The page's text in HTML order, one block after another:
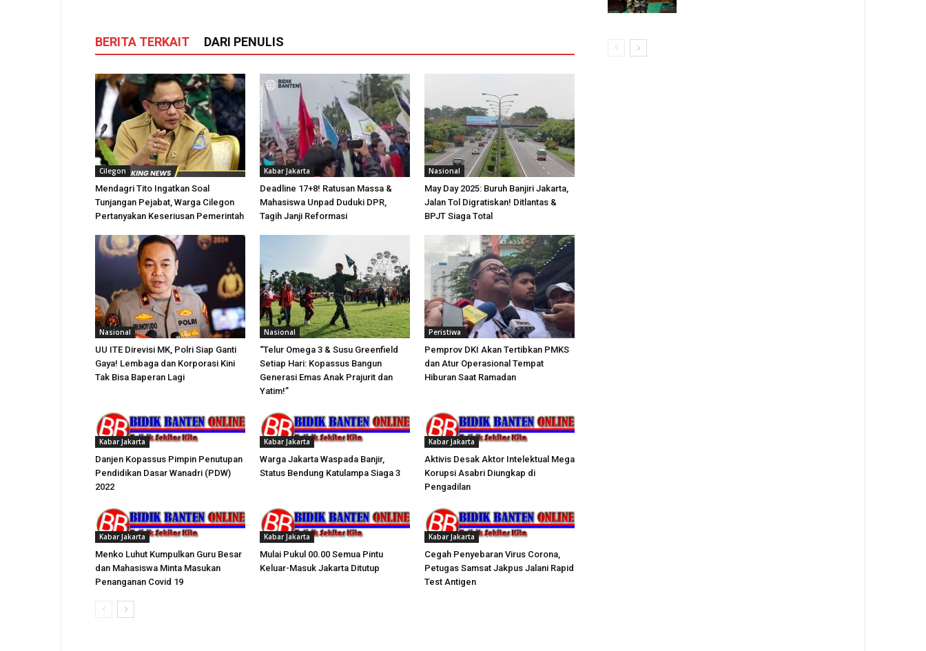
BERITA TERKAIT DARI PENULIS
Cilegon
Mendagri Tito Ingatkan Soal
Tunjangan Pejabat, Warga Cilegon
Pertanyakan Keseriusan Pemerintah
Kabar Jakarta
Deadline 17+8! Ratusan Massa &
Mahasiswa Unpad Duduki DPR,
Tagih Janji Reformasi
Nasional
May Day 2025: Buruh Banjiri Jakarta,
Jalan Tol Digratiskan! Ditlantas &
BPJT Siaga Total
Nasional
UU ITE Direvisi MK, Polri Siap Ganti
Gaya! Lembaga dan Korporasi Kini
Tak Bisa Baperan Lagi
Nasional
“Telur Omega 3 & Susu Greenfield
Setiap Hari: Kopassus Bangun
Generasi Emas Anak Prajurit dan
Yatim!”
Peristiwa
Pemprov DKI Akan Tertibkan PMKS
dan Atur Operasional Tempat
Hiburan Saat Ramadan
Kabar Jakarta
Danjen Kopassus Pimpin Penutupan
Pendidikan Dasar Wanadri (PDW)
2022
Kabar Jakarta
Warga Jakarta Waspada Banjir,
Status Bendung Katulampa Siaga 3
Kabar Jakarta
Aktivis Desak Aktor Intelektual Mega
Korupsi Asabri Diungkap di
Pengadilan
Kabar Jakarta
Menko Luhut Kumpulkan Guru Besar
dan Mahasiswa Minta Masukan
Penanganan Covid 19
Kabar Jakarta
Mulai Pukul 00.00 Semua Pintu
Keluar-Masuk Jakarta Ditutup
Kabar Jakarta
Cegah Penyebaran Virus Corona,
Petugas Samsat Jakpus Jalani Rapid
Test Antigen